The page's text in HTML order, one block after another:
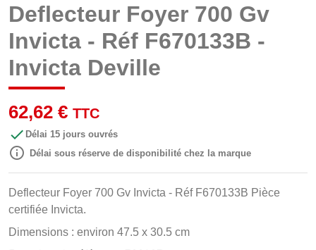
Deflecteur Foyer 700 Gv
Invicta - Réf F670133B -
Invicta Deville
62,62 € TTC
 Délai 15 jours ouvrés
 Délai sous réserve de disponibilité chez la marque
Deflecteur Foyer 700 Gv Invicta - Réf F670133B Pièce
certifiée Invicta.
Dimensions : environ 47.5 x 30.5 cm